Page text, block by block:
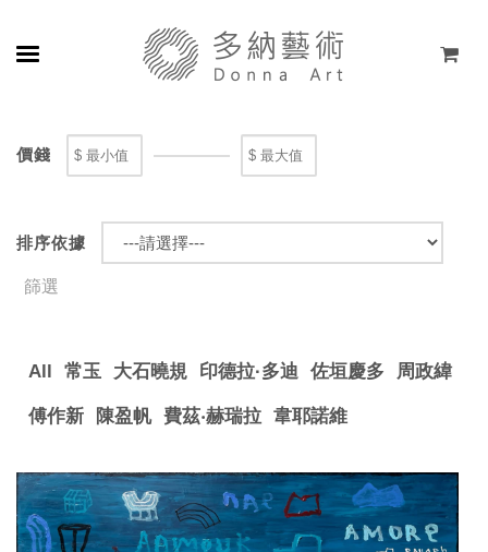
關於
展覽
聯絡
EN
價錢
排序依據
篩選
All 常玉 大石曉規 印德拉·多迪 佐垣慶多 周政緯
傅作新 陳盈帆 費茲‧赫瑞拉 韋耶諾維